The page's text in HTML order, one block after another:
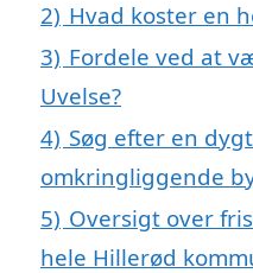
2) Hvad koster en
3) Fordele ved at
Uvelse?
4) Søg efter en
omkringliggende
5) Oversigt over
hele Hillerød